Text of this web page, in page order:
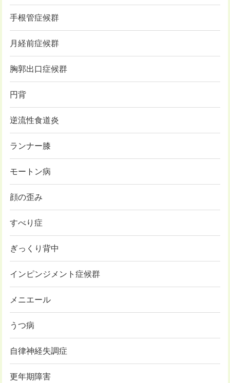
手根管症候群
月経前症候群
胸郭出口症候群
円背
逆流性食道炎
ランナー膝
モートン病
顔の歪み
すべり症
ぎっくり背中
インピンジメント症候群
メニエール
うつ病
自律神経失調症
更年期障害